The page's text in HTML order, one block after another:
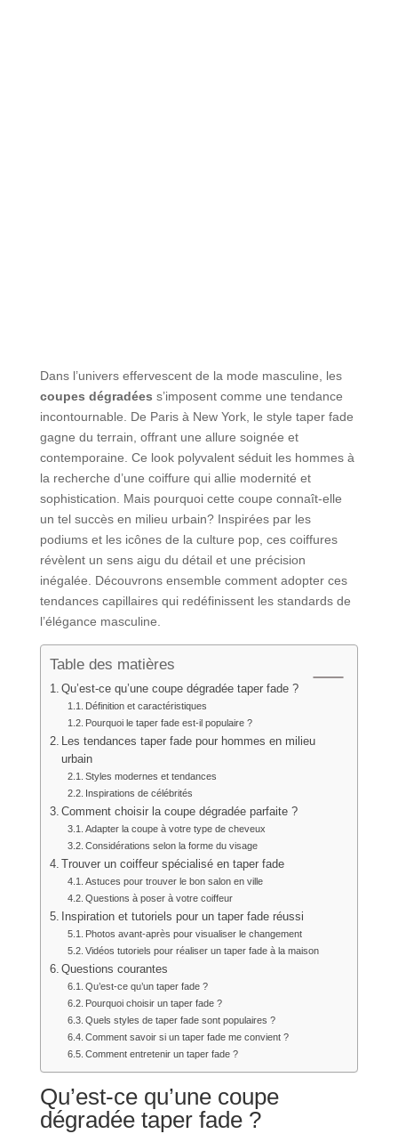
Dans l’univers effervescent de la mode masculine, les
coupes dégradées s’imposent comme une tendance
incontournable. De Paris à New York, le style taper fade
gagne du terrain, offrant une allure soignée et
contemporaine. Ce look polyvalent séduit les hommes à
la recherche d’une coiffure qui allie modernité et
sophistication. Mais pourquoi cette coupe connaît-elle
un tel succès en milieu urbain? Inspirées par les
podiums et les icônes de la culture pop, ces coiffures
révèlent un sens aigu du détail et une précision
inégalée. Découvrons ensemble comment adopter ces
tendances capillaires qui redéfinissent les standards de
l’élégance masculine.
Table des matières
Qu’est-ce qu’une coupe dégradée taper fade ?
Définition et caractéristiques
Pourquoi le taper fade est-il populaire ?
Les tendances taper fade pour hommes en milieu
urbain
Styles modernes et tendances
Inspirations de célébrités
Comment choisir la coupe dégradée parfaite ?
Adapter la coupe à votre type de cheveux
Considérations selon la forme du visage
Trouver un coiffeur spécialisé en taper fade
Astuces pour trouver le bon salon en ville
Questions à poser à votre coiffeur
Inspiration et tutoriels pour un taper fade réussi
Photos avant-après pour visualiser le changement
Vidéos tutoriels pour réaliser un taper fade à la maison
Questions courantes
Qu’est-ce qu’un taper fade ?
Pourquoi choisir un taper fade ?
Quels styles de taper fade sont populaires ?
Comment savoir si un taper fade me convient ?
Comment entretenir un taper fade ?
Qu’est-ce qu’une coupe
dégradée taper fade ?